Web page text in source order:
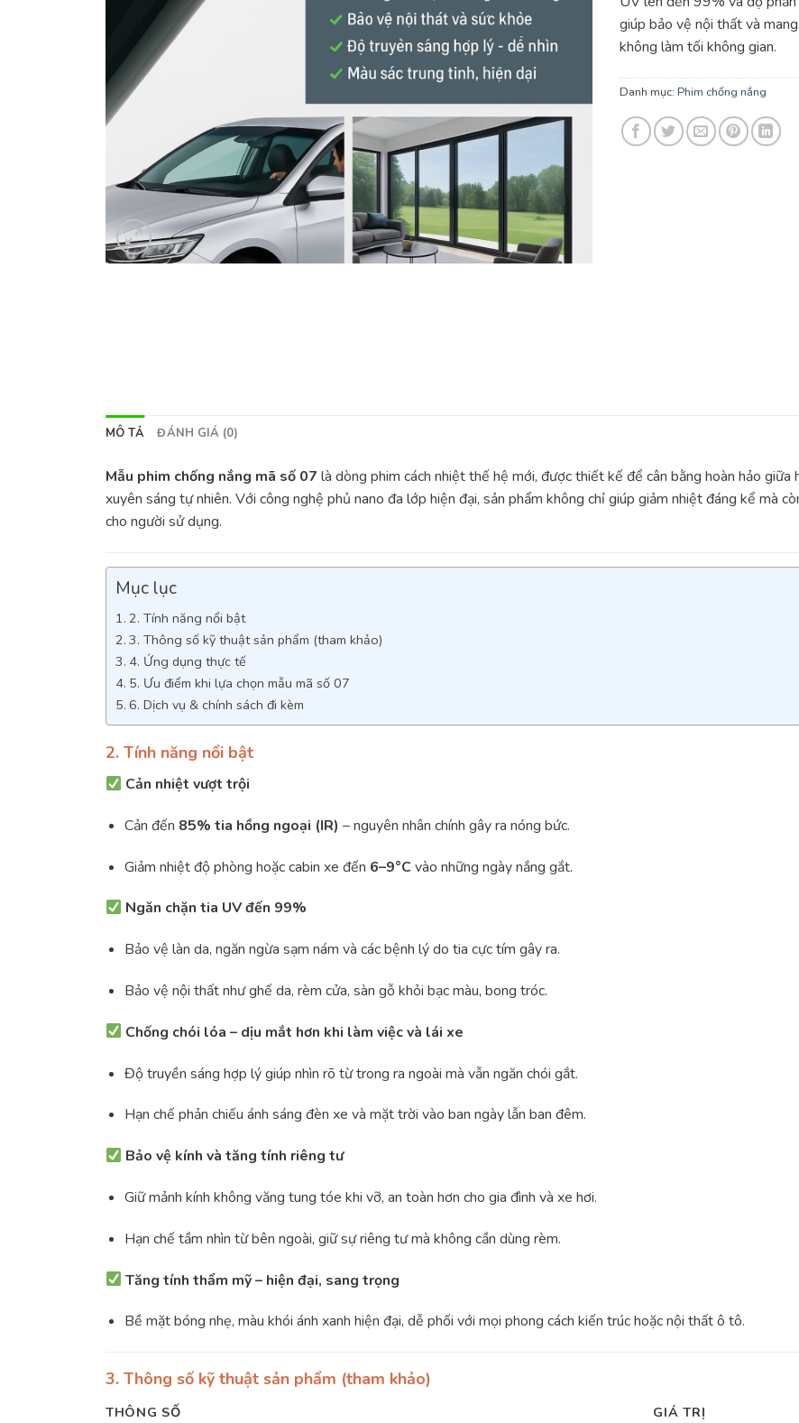
giúp bảo vệ nội thất và
không làm tối không gian.
Danh mục: Phim chống nắng
MÔ TẢ ĐÁNH GIÁ (0)
Mẫu phim chống nắng mã số 07 là dòng phim cách nhiệt thế hệ mới, được thiết kế để cân bằng hoàn hảo giữa
xuyên sáng tự nhiên. Với công nghệ phủ nano đa lớp hiện đại, sản phẩm không chỉ giúp giảm nhiệt đáng kể mà
cho người sử dụng.
Mục lục
2. Tính năng nổi bật
3. Thông số kỹ thuật sản phẩm (tham khảo)
4. Ứng dụng thực tế
5. Ưu điểm khi lựa chọn mẫu mã số 07
6. Dịch vụ & chính sách đi kèm
2. Tính năng nổi bật
Cản nhiệt vượt trội
Cản đến 85% tia hồng ngoại (IR) – nguyên nhân chính gây ra nóng bức.
Giảm nhiệt độ phòng hoặc cabin xe đến 6–9°Cvào những ngày nắng gắt.
Ngăn chặn tia UV đến 99%
Bảo vệ làn da, ngăn ngừa sạm nám và các bệnh lý do tia cực tím gây ra.
Bảo vệ nội thất như ghế da, rèm cửa, sàn gỗ khỏi bạc màu, bong tróc.
Chống chói lóa – dịu mắt hơn khi làm việc và lái xe
Độ truyền sáng hợp lý giúp nhìn rõ từ trong ra ngoài mà vẫn ngăn chói gắt.
Hạn chế phản chiếu ánh sáng đèn xe và mặt trời vào ban ngày lẫn ban đêm.
Bảo vệ kính và tăng tính riêng tư
Giữ mảnh kính không văng tung tóe khi vỡ, an toàn hơn cho gia đình và xe hơi.
Hạn chế tầm nhìn từ bên ngoài, giữ sự riêng tư mà không cần dùng rèm.
Tăng tính thẩm mỹ – hiện đại, sang trọng
Bề mặt bóng nhẹ, màu khói ánh xanh hiện đại, dễ phối với mọi phong cách kiến trúc hoặc nội thất ô tô.
3. Thông số kỹ thuật sản phẩm (tham khảo)
THÔNG SỐ
GIÁ TRỊ